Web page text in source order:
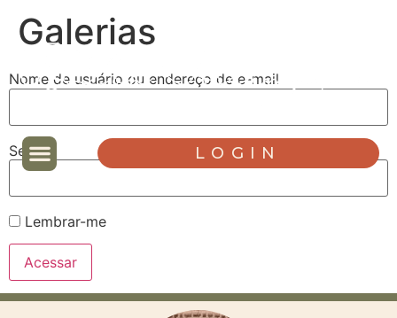
LOGIN
Galerias
Nome de usuário ou endereço de e-mail
Senha
Lembrar-me